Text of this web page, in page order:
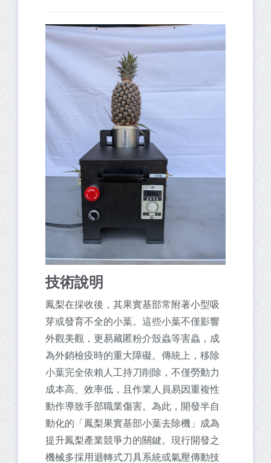
技術說明
鳳梨在採收後，其果實基部常附著小型吸
芽或發育不全的小葉。這些小葉不僅影響
外觀美觀，更易藏匿粉介殼蟲等害蟲，成
為外銷檢疫時的重大障礙。傳統上，移除
小葉完全依賴人工持刀削除，不僅勞動力
成本高、效率低，且作業人員易因重複性
動作導致手部職業傷害。為此，開發半自
動化的「鳳梨果實基部小葉去除機」成為
提升鳳梨產業競爭力的關鍵。現行開發之
機械多採用迴轉式刀具系統或氣壓傳動技